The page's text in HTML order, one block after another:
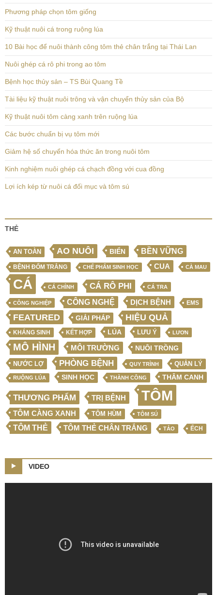
Phương pháp chọn tôm giống
Kỹ thuật nuôi cá trong ruộng lúa
10 Bài học để nuôi thành công tôm thẻ chân trắng tại Thái Lan
Nuôi ghép cá rô phi trong ao tôm
Bệnh học thủy sản – TS Bùi Quang Tề
Tài liệu kỹ thuật nuôi trông và vận chuyển thủy sản của Bộ
Kỹ thuật nuôi tôm càng xanh trên ruộng lúa
Các bước chuẩn bị vụ tôm mới
Giảm hệ số chuyển hóa thức ăn trong nuôi tôm
Kinh nghiệm nuôi ghép cá chạch đồng với cua đồng
Lợi ích kép từ nuôi cá đối mục và tôm sú
THẺ
AN TOÀN AO NUÔI BIỂN BỀN VỮNG
BỆNH ĐỐM TRẮNG CHẾ PHẨM SINH HỌC CUA CÀ MAU
CÁ CÁ CHÌNH CÁ RÔ PHI CÁ TRA
CÔNG NGHIỆP CÔNG NGHỆ DỊCH BỆNH EMS
FEATURED GIẢI PHÁP HIỆU QUẢ
KHÁNG SINH KẾT HỢP LÚA LƯU Ý LƯƠN
MÔ HÌNH MÔI TRƯỜNG NUÔI TRỒNG
NƯỚC LỢ PHÒNG BỆNH QUY TRÌNH QUẢN LÝ
RUỘNG LÚA SINH HỌC THÀNH CÔNG THÂM CANH
THƯƠNG PHẨM TRỊ BỆNH TÔM
TÔM CÀNG XANH TÔM HÙM TÔM SÚ
TÔM THẺ TÔM THẺ CHÂN TRẮNG TẢO ẾCH
VIDEO